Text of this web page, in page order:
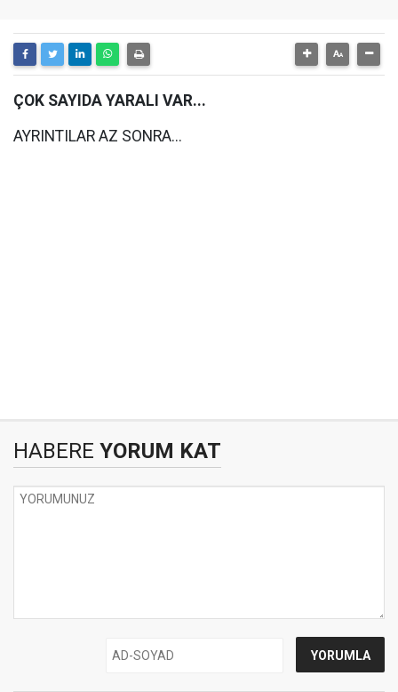
ÇOK SAYIDA YARALI VAR...
AYRINTILAR AZ SONRA...
HABERE YORUM KAT